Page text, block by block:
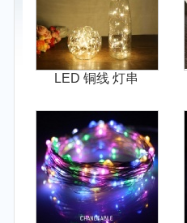
LED 铜线 灯串